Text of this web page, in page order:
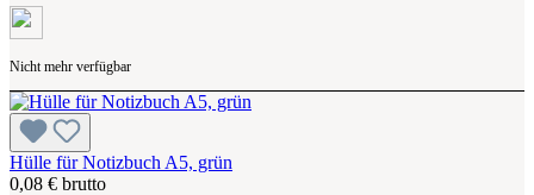
Nicht mehr verfügbar
Hülle für Notizbuch A5, grün
0,08 € brutto